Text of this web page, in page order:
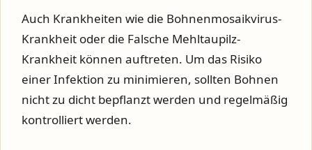
Auch Krankheiten wie die Bohnenmosaikvirus-
Krankheit oder die Falsche Mehltaupilz-
Krankheit können auftreten. Um das Risiko
einer Infektion zu minimieren, sollten Bohnen
nicht zu dicht bepflanzt werden und regelmäßig
kontrolliert werden.